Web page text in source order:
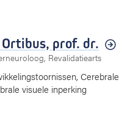
prof. dr.
Revalidatiearts
visuele inperking